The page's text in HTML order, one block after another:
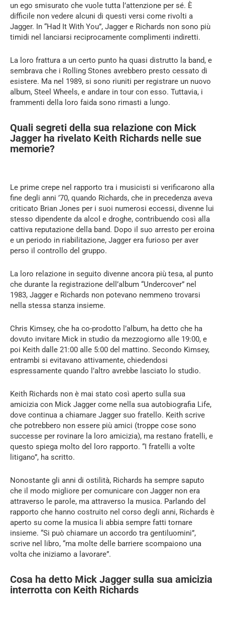
un ego smisurato che vuole tutta l’attenzione per sé. È
difficile non vedere alcuni di questi versi come rivolti a
Jagger. In “Had It With You”, Jagger e Richards non sono più
timidi nel lanciarsi reciprocamente complimenti indiretti.
La loro frattura a un certo punto ha quasi distrutto la band, e
sembrava che i Rolling Stones avrebbero presto cessato di
esistere. Ma nel 1989, si sono riuniti per registrare un nuovo
album, Steel Wheels, e andare in tour con esso. Tuttavia, i
frammenti della loro faida sono rimasti a lungo.
Quali segreti della sua relazione con Mick
Jagger ha rivelato Keith Richards nelle sue
memorie?
Le prime crepe nel rapporto tra i musicisti si verificarono alla
fine degli anni ’70, quando Richards, che in precedenza aveva
criticato Brian Jones per i suoi numerosi eccessi, divenne lui
stesso dipendente da alcol e droghe, contribuendo così alla
cattiva reputazione della band. Dopo il suo arresto per eroina
e un periodo in riabilitazione, Jagger era furioso per aver
perso il controllo del gruppo.
La loro relazione in seguito divenne ancora più tesa, al punto
che durante la registrazione dell’album “Undercover” nel
1983, Jagger e Richards non potevano nemmeno trovarsi
nella stessa stanza insieme.
Chris Kimsey, che ha co-prodotto l’album, ha detto che ha
dovuto invitare Mick in studio da mezzogiorno alle 19:00, e
poi Keith dalle 21:00 alle 5:00 del mattino. Secondo Kimsey,
entrambi si evitavano attivamente, chiedendosi
espressamente quando l’altro avrebbe lasciato lo studio.
Keith Richards non è mai stato così aperto sulla sua
amicizia con Mick Jagger come nella sua autobiografia Life,
dove continua a chiamare Jagger suo fratello. Keith scrive
che potrebbero non essere più amici (troppe cose sono
successe per rovinare la loro amicizia), ma restano fratelli, e
questo spiega molto del loro rapporto. “I fratelli a volte
litigano”, ha scritto.
Nonostante gli anni di ostilità, Richards ha sempre saputo
che il modo migliore per comunicare con Jagger non era
attraverso le parole, ma attraverso la musica. Parlando del
rapporto che hanno costruito nel corso degli anni, Richards è
aperto su come la musica li abbia sempre fatti tornare
insieme. “Si può chiamare un accordo tra gentiluomini”,
scrive nel libro, “ma molte delle barriere scompaiono una
volta che iniziamo a lavorare”.
Cosa ha detto Mick Jagger sulla sua amicizia
interrotta con Keith Richards